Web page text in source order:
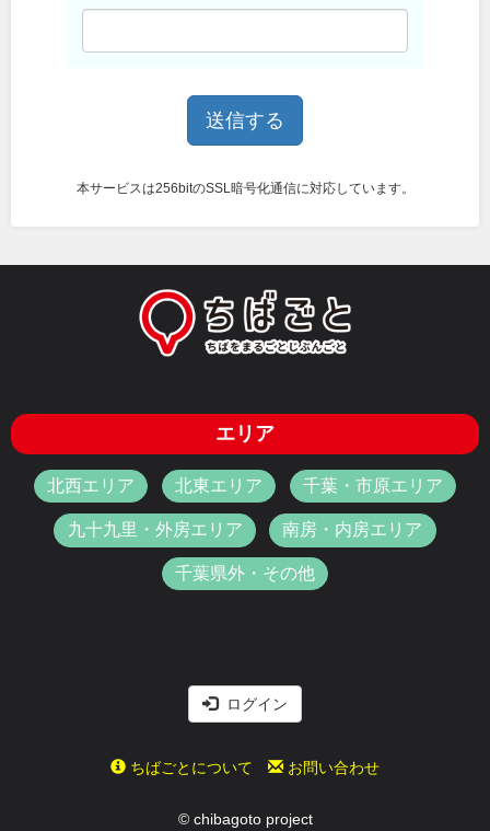
本サービスは256bitのSSL暗号化通信に対応しています。
エリア
北西エリア 北東エリア 千葉・市原エリア
九十九里・外房エリア 南房・内房エリア
千葉県外・その他
ログイン
ちばごとについて お問い合わせ
© chibagoto project